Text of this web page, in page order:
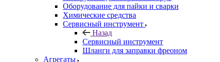
Оборудование для пайки и сварки
Химические средства
Сервисный инструмент
Назад
Сервисный инструмент
Шланги для заправки фреоном
Агрегаты